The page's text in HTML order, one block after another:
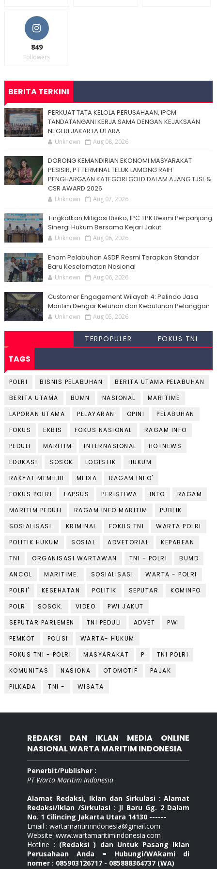
849
Followers
BERITA TERKINI
PERKUAT TATA KELOLA PERUSAHAAN, IPCM
TANDATANGANI KERJA SAMA DENGAN KEJAKSAAN
NEGERI JAKARTA UTARA
Unknown Aug 08, 2026
DORONG KEMANDIRIAN EKONOMI MASYARAKAT
PESISIR, PT TERMINAL TELUK LAMONG RAIH
PENGHARGAAN KATEGORI GOLD DALAM AJANG TJSL &
CSR AWARD 2026
Unknown Aug 07, 2026
Tingkatkan Mitigasi Risiko, IPC TPK Resmi Perpanjang
Sinergi Hukum Bersama Kejari Jakut
Unknown Aug 06, 2026
Enam Pelabuhan ASDP Resmi Terapkan Standar
Baru Keselamatan Nasional
Unknown Aug 06, 2026
Customer Engagement Wilayah 4: Pelindo Jasa
Maritim Dengar Keluhan dan Kebutuhan Pelanggan
Unknown Aug 05, 2026
TERPOPULER FOKUS TNI
TAGS
POLRI BISNIS PELABUHAN
BERITA UTAMA PELABUHAN
BERITA UTAMA
BUMN NASIONAL
MARITIME
LAPORAN UTAMA
PELAYARAN OPINI
PELABUHAN
FOKUS
EKBIS FOKUS NASIONAL
RAGAM INFO
PEDULI
MARITIM INTERNASIONAL
HOTNEWS
EDUKASI
SOSOK LOGISTIK
HUKUM
RAKYAT MEMILIH
MEDIA
RAGAM INFO'
FOKUS POLRI
LAPSUS PERISTIWA INFO
RAGAM
MARITIM PEDULI
RAGAM INFO MARITIM
PUBLIK
SOSIALISASI.
KRIMINAL FOKUS TNI
WARTA POLRI
POLITIK HUKUM
SOSIAL ADVETORIAL
KEPABEAN
TNI
ORGANISASI WARTAWAN TNI - POLRI
BUMD
ANCOL
MARITIME. SOSIALISASI
WARTA - POLRI
POLRI'
KESEHATAN POLITIK SEPUTAR
KOMINFO
POLR
SOSOK. VIDEO
PWI JAKUT
SEPUTAR PARLEMEN
TNI PEDULI ADVET
PWI
PEMKOT
POLISI
WARTA- HUKUM
FOKUS TNI - POLRI
MASYARAKAT P
TNI POLRI
KOMUNITAS
NASIONA OTOMOTIF
PAJAK
PILKADA
TNI - WISATA
REDAKSI DAN IKLAN MEDIA ONLINE
NASIONAL WARTA MARITIM INDONESIA
Penerbit/Publisher :
PT Warta Maritim Indonesia
Alamat Redaksi, Iklan dan Sirkulasi : Alamat
Redaksi/Iklan /Sirkulasi : Jl Baru Gg. 2 Dalam
No. 1 Cilincing Jakarta Utara 14130 ------
Email : wartamaritimindonesia@gmail.com
Website: www.wartamaritimindonesia.com
Hotline : (Redaksi ) dan Untuk Pasang Iklan
Perusahaan Anda = Hubungi/WAkami di
nomer : 085903126717 - 085888364737 (WA)